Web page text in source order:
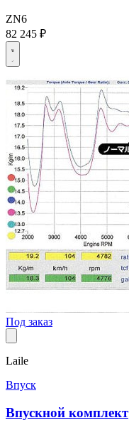
ZN6
82 245 ₽
Под заказ
Laile
Впуск
Впускной комплект